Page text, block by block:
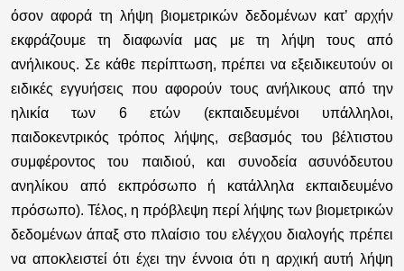
όσον αφορά τη λήψη βιομετρικών δεδομένων κατ’ αρχήν
εκφράζουμε τη διαφωνία μας με τη λήψη τους από
ανήλικους. Σε κάθε περίπτωση, πρέπει να εξειδικευτούν οι
ειδικές εγγυήσεις που αφορούν τους ανήλικους από την
ηλικία των 6 ετών (εκπαιδευμένοι υπάλληλοι,
παιδοκεντρικός τρόπος λήψης, σεβασμός του βέλτιστου
συμφέροντος του παιδιού, και συνοδεία ασυνόδευτου
ανηλίκου από εκπρόσωπο ή κατάλληλα εκπαιδευμένο
πρόσωπο). Τέλος, η πρόβλεψη περί λήψης των βιομετρικών
δεδομένων άπαξ στο πλαίσιο του ελέγχου διαλογής πρέπει
να αποκλειστεί ότι έχει την έννοια ότι η αρχική αυτή λήψη